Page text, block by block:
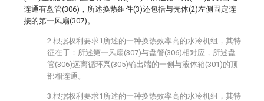
连通有盘管(306)，所述换热组件(3)还包括与壳体(2)左侧固定连
接的第一风扇(307)。
2.根据权利要求1所述的一种换热效率高的水冷机组，其特
征在于：所述第一风扇(307)与盘管(306)相对应，所述盘
管(306)远离循环泵(305)输出端的一侧与液体箱(301)的顶
部相连通。
3.根据权利要求1所述的一种换热效率高的水冷机组，其特